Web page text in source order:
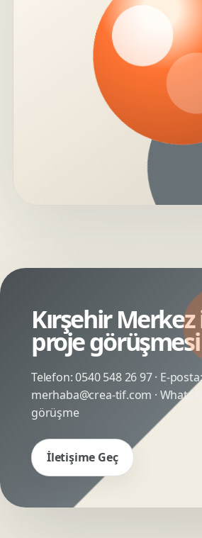
Kırşehir Merkez
proje görüşmesi
Telefon:0540 548 26 97· E-posta:
merhaba@crea-tif.com ·
görüşme
İletişime Geç